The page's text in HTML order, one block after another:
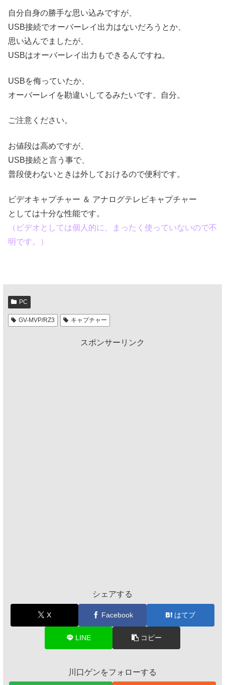
自分自身の勝手な思い込みですが、
USB接続でオーバーレイ出力はないだろうとか、
思い込んでましたが、
USBはオーバーレイ出力もできるんですね。
USBを侮っていたか、
オーバーレイを勘違いしてるみたいです。自分。
ご注意ください。
お値段は高めですが、
USB接続と言う事で、
普段使わないときは外しておけるので便利です。
ビデオキャプチャー ＆ アナログテレビキャプチャー
としては十分な性能です。
（ビデオとしては個人的に、まったく使っていないので不
明です。）
PC
GV-MVP/RZ3 キャプチャー
スポンサーリンク
シェアする
X Facebook はてブ
LINE コピー
川口ゲンをフォローする